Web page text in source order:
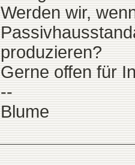
Werden wir,
produzieren?
Gerne offen für
--
Blume